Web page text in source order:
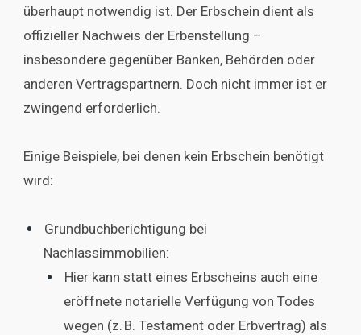
überhaupt notwendig ist. Der Erbschein dient als
offizieller Nachweis der Erbenstellung –
insbesondere gegenüber Banken, Behörden oder
anderen Vertragspartnern. Doch nicht immer ist er
zwingend erforderlich.
Einige Beispiele, bei denen kein Erbschein benötigt
wird:
Grundbuchberichtigung bei
Nachlassimmobilien:
Hier kann statt eines Erbscheins auch eine
eröffnete notarielle Verfügung von Todes
wegen (z. B. Testament oder Erbvertrag) als